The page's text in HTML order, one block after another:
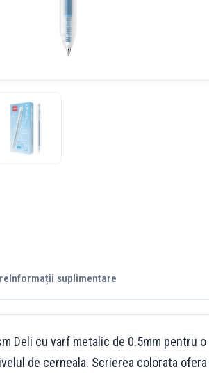
Informații suplimentare
Deli cu varf metalic de 0.5mm pentru
de cerneala. Scrierea colorata